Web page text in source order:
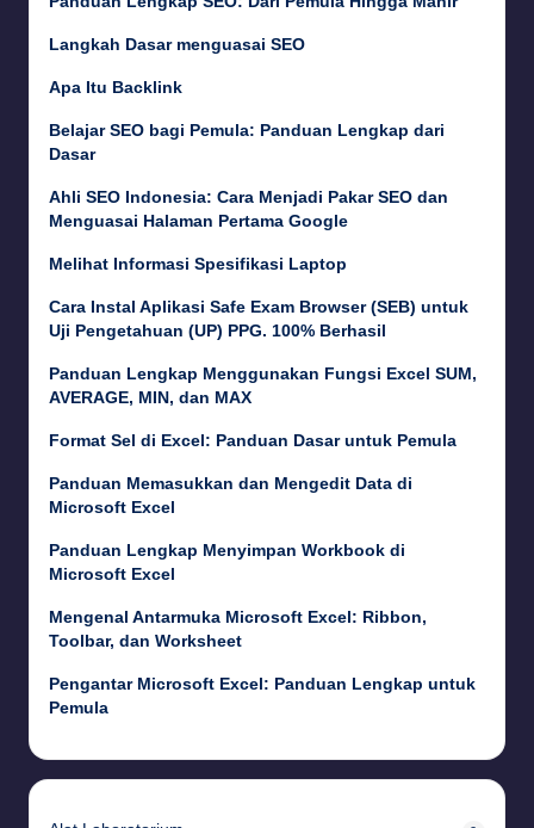
Langkah Dasar menguasai SEO
Apa Itu Backlink
Belajar SEO bagi Pemula: Panduan Lengkap dari
Dasar
Ahli SEO Indonesia: Cara Menjadi Pakar SEO dan
Menguasai Halaman Pertama Google
Melihat Informasi Spesifikasi Laptop
Cara Instal Aplikasi Safe Exam Browser (SEB) untuk
Uji Pengetahuan (UP) PPG. 100% Berhasil
Panduan Lengkap Menggunakan Fungsi Excel SUM,
AVERAGE, MIN, dan MAX
Format Sel di Excel: Panduan Dasar untuk Pemula
Panduan Memasukkan dan Mengedit Data di
Microsoft Excel
Panduan Lengkap Menyimpan Workbook di
Microsoft Excel
Mengenal Antarmuka Microsoft Excel: Ribbon,
Toolbar, dan Worksheet
Pengantar Microsoft Excel: Panduan Lengkap untuk
Pemula